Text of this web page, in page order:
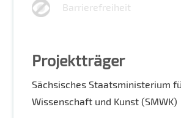
Barrierefreiheit
Projektträger
Sächsisches Staatsministerium
Wissenschaft und Kunst (SMWK)